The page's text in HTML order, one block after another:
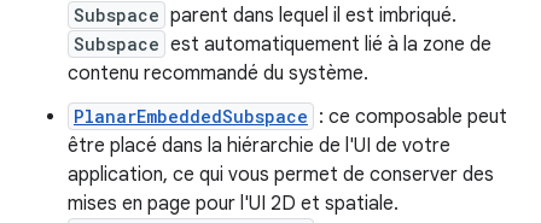
Subspace parent dans lequel il est imbriqué.
Subspace est automatiquement lié à la zone de
contenu recommandé du système.
PlanarEmbeddedSubspace : ce composable peut
être placé dans la hiérarchie de l'UI de votre
application, ce qui vous permet de conserver des
mises en page pour l'UI 2D et spatiale.